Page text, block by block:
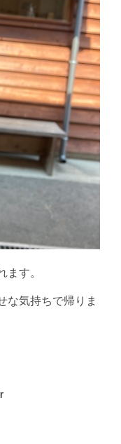
ます。
な気持ちで帰りま